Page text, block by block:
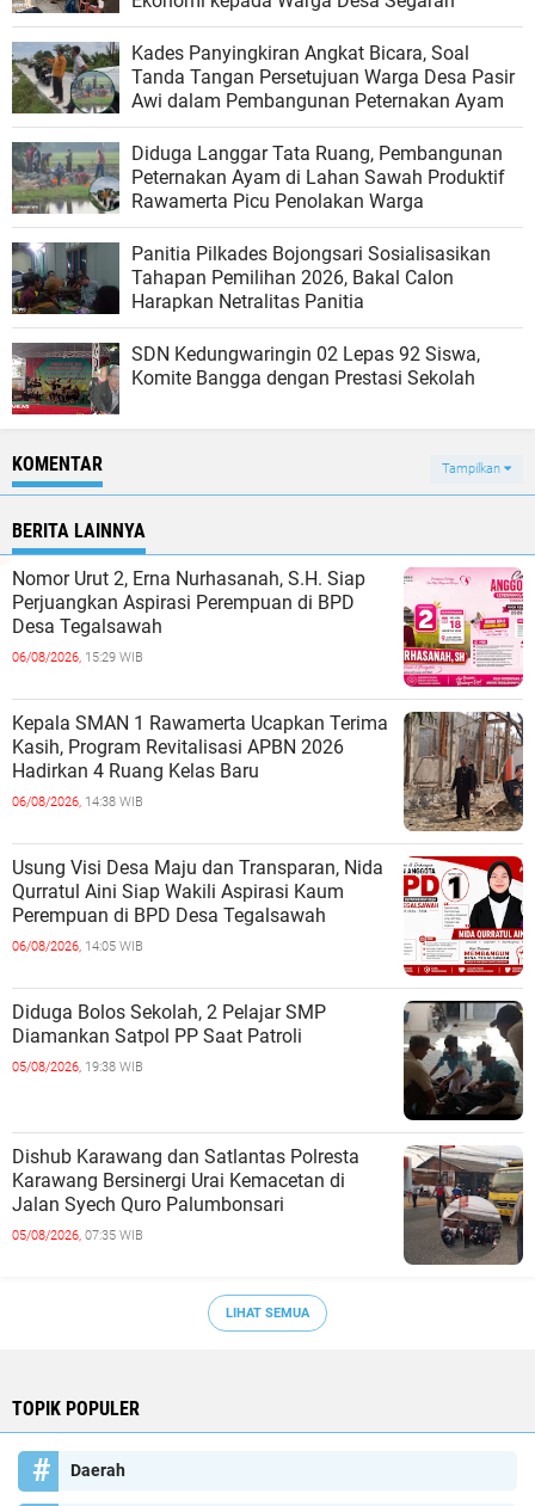
Kades Panyingkiran Angkat Bicara, Soal
Tanda Tangan Persetujuan Warga Desa Pasir
Awi dalam Pembangunan Peternakan Ayam
Diduga Langgar Tata Ruang, Pembangunan
Peternakan Ayam di Lahan Sawah Produktif
Rawamerta Picu Penolakan Warga
Panitia Pilkades Bojongsari Sosialisasikan
Tahapan Pemilihan 2026, Bakal Calon
Harapkan Netralitas Panitia
SDN Kedungwaringin 02 Lepas 92 Siswa,
Komite Bangga dengan Prestasi Sekolah
KOMENTAR Tampilkan
BERITA LAINNYA
Nomor Urut 2, Erna Nurhasanah, S.H. Siap
Perjuangkan Aspirasi Perempuan di BPD
Desa Tegalsawah
06/08/2026, 15:29 WIB
Kepala SMAN 1 Rawamerta Ucapkan Terima
Kasih, Program Revitalisasi APBN 2026
Hadirkan 4 Ruang Kelas Baru
06/08/2026, 14:38 WIB
Usung Visi Desa Maju dan Transparan, Nida
Qurratul Aini Siap Wakili Aspirasi Kaum
Perempuan di BPD Desa Tegalsawah
06/08/2026, 14:05 WIB
Diduga Bolos Sekolah, 2 Pelajar SMP
Diamankan Satpol PP Saat Patroli
05/08/2026, 19:38 WIB
Dishub Karawang dan Satlantas Polresta
Karawang Bersinergi Urai Kemacetan di
Jalan Syech Quro Palumbonsari
05/08/2026, 07:35 WIB
LIHAT SEMUA
TOPIK POPULER
Daerah